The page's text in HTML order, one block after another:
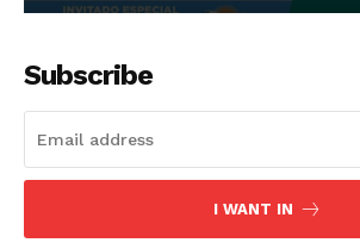
Subscribe
I WANT IN